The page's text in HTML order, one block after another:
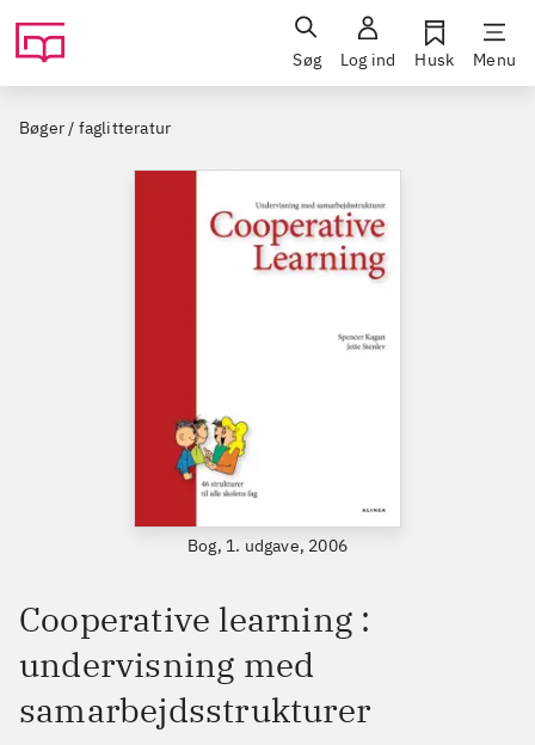
Søg Log ind Husk Menu
Bøger / faglitteratur
Bog, 1. udgave, 2006
Cooperative learning :
undervisning med
samarbejdsstrukturer